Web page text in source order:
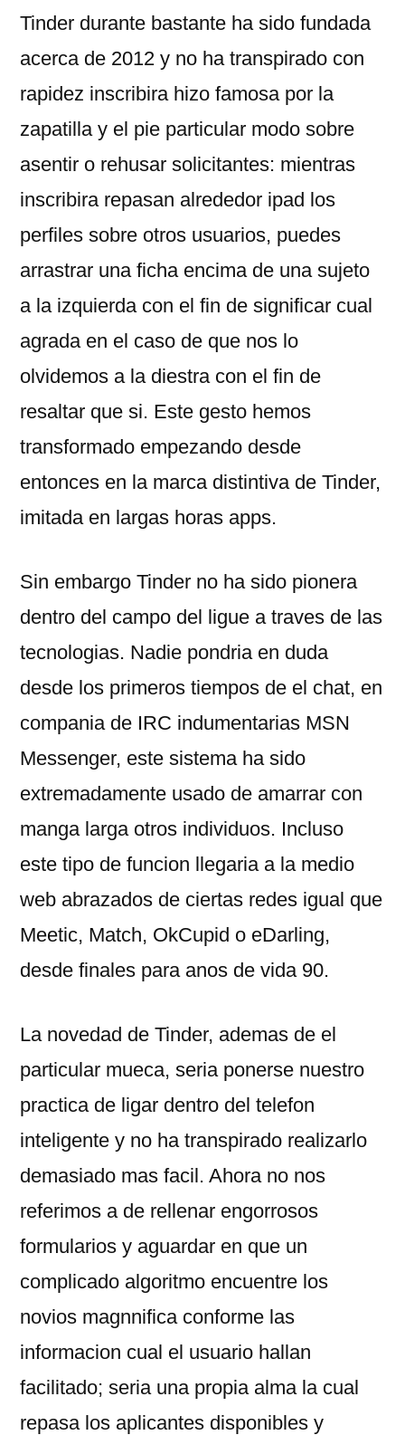
Tinder durante bastante ha sido fundada
acerca de 2012 y no ha transpirado con
rapidez inscribira hizo famosa por la
zapatilla y el pie particular modo sobre
asentir o rehusar solicitantes: mientras
inscribira repasan alrededor ipad los
perfiles sobre otros usuarios, puedes
arrastrar una ficha encima de una sujeto
a la izquierda con el fin de significar cual
agrada en el caso de que nos lo
olvidemos a la diestra con el fin de
resaltar que si. Este gesto hemos
transformado empezando desde
entonces en la marca distintiva de Tinder,
imitada en largas horas apps.
Sin embargo Tinder no ha sido pionera
dentro del campo del ligue a traves de las
tecnologias. Nadie pondri­a en duda
desde los primeros tiempos de el chat, en
compania de IRC indumentarias MSN
Messenger, este sistema ha sido
extremadamente usado de amarrar con
manga larga otros individuos. Incluso
este tipo de funcion llegaria a la medio
web abrazados de ciertas redes igual que
Meetic, Match, OkCupid o eDarling,
desde finales para anos de vida 90.
La novedad de Tinder, ademas de el
particular mueca, seri­a ponerse nuestro
practica de ligar dentro del telefon
inteligente y no ha transpirado realizarlo
demasiado mas facil. Ahora no nos
referimos a de rellenar engorrosos
formularios y aguardar en que un
complicado algoritmo encuentre los
novios magnnifica conforme las
informacion cual el usuario hallan
facilitado; seri­a una propia alma la cual
repasa los aplicantes disponibles y